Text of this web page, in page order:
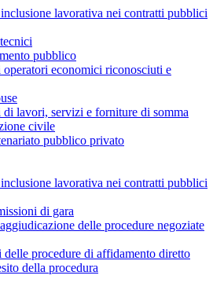
lavorativa nei contratti pubblici
pubblico
economici riconosciuti e
lavori, servizi e forniture di somma
civile
pubblico privato
lavorativa nei contratti pubblici
di gara
delle procedure negoziate
procedure di affidamento diretto
della procedura